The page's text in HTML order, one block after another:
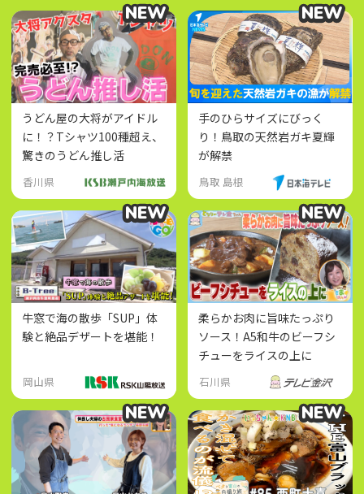
うどん屋の大将がアイドル
に！？Tシャツ100種超え、
驚きのうどん推し活
香川県
NEW
NEW
手のひらサイズにびっく
り！鳥取の天然岩ガキ夏輝
が解禁
鳥取 島根
NEW
NEW
牛窓で海の散歩「SUP」体
験と絶品デザートを堪能！
岡山県
NEW
NEW
柔らかお肉に旨味たっぷり
ソース！A5和牛のビーフシ
チューをライスの上に
石川県
NEW
NEW
NEW
NEW NEW
NEW